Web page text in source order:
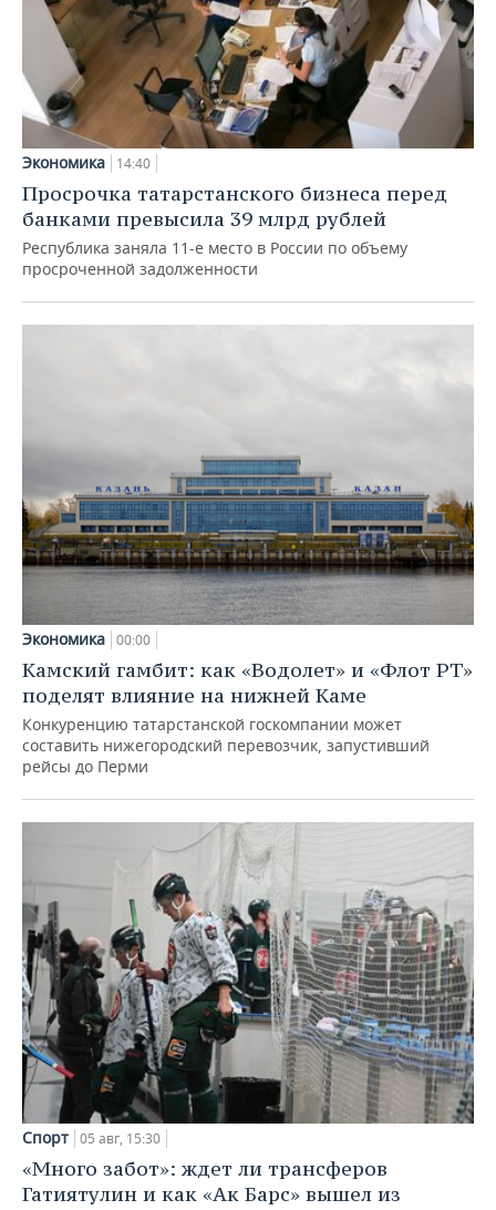
Экономика 14:40
Просрочка татарстанского бизнеса перед
банками превысила 39 млрд рублей
Республика заняла 11-е место в России по объему
просроченной задолженности
Экономика 00:00
Камский гамбит: как «Водолет» и «Флот РТ»
поделят влияние на нижней Каме
Конкуренцию татарстанской госкомпании может
составить нижегородский перевозчик, запустивший
рейсы до Перми
Спорт 05 авг, 15:30
«Много забот»: ждет ли трансферов
Гатиятулин и как «Ак Барс» вышел из